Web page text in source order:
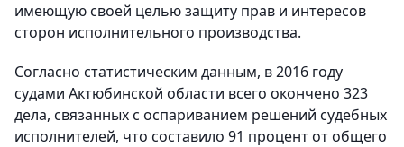
имеющую своей целью защиту прав и интересов
сторон исполнительного производства.
Согласно статистическим данным, в 2016 году
судами Актюбинской области всего окончено 323
дела, связанных с оспариванием решений судебных
исполнителей, что составило 91 процент от общего